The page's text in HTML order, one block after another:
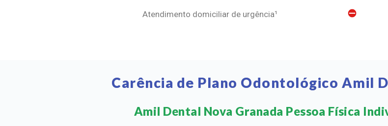
Atendimento domiciliar de urgência¹
Carência de Plano Odontológico Amil
Amil Dental Nova Granada Pessoa Física